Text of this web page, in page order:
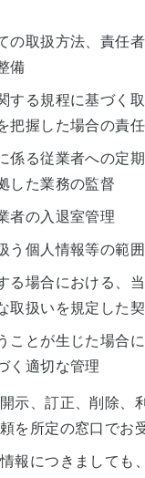
の取扱方法、責任
備
する規程に基づく
把握した場合の責
係る従業者への定
した業務の監督
者の入退室管理
う個人情報等の範
る場合における、
取扱いを規定した
ことが生じた場合
く適切な管理
示、訂正、削除、
を所定の窓口でお
報につきましても